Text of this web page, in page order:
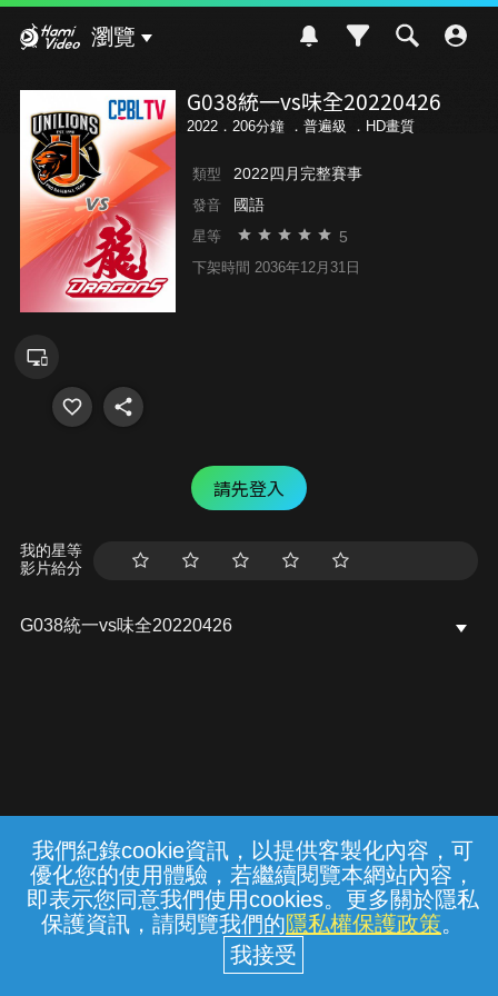
我們紀錄cookie資訊，以提供客製化內容，可
優化您的使用體驗，若繼續閱覽本網站內容，
即表示您同意我們使用cookies。更多關於隱私
保護資訊，請閱覽我們的隱私權保護政策。
瀏覽
G038統一vs味全20220426
2022．206分鐘 ． 普遍級 ．HD畫質
類型 2022四月完整賽事
發音 國語
星等 5
下架時間 2036年12月31日
請先登入
我的星等
影片給分
G038統一vs味全20220426
常見問題 線上客服 服務條款 隱私權保護
中華電信股份有限公司個人家庭分公司
(統一編號：96979949) © 2026
{{notifyMsg}}